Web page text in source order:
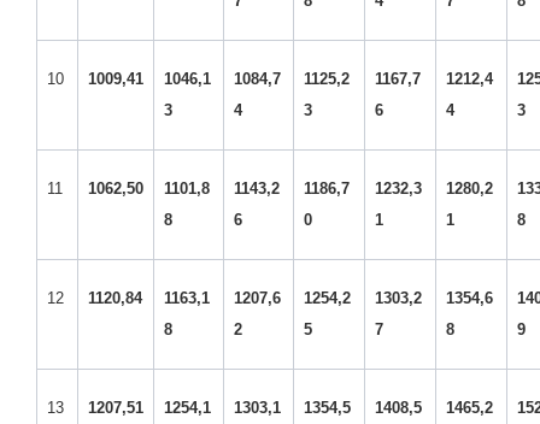
10 1009,41
1046,1
3
1084,7
4
1125,2
3
1167,7
6
1212,4
4
3
11 1062,50
1101,8
8
1143,2
6
1186,7
0
1232,3
1
1280,2
1
8
12 1120,84
1163,1
8
1207,6
2
1254,2
5
1303,2
7
1354,6
8
9
13 1207,51 1254,1 1303,1 1354,5 1408,5 1465,2